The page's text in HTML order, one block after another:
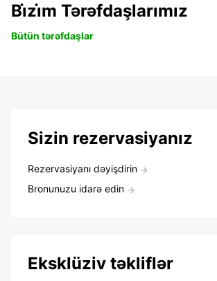
Bi̇zi̇m Tərəfdaşlarımız
Bütün tərəfdaşlar
Sizin rezervasiyanız
Rezervasiyanı dəyişdirin
Bronunuzu idarə edin
Eksklüziv təkliflər